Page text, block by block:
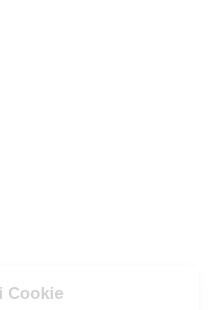
Gestione dei Cookie